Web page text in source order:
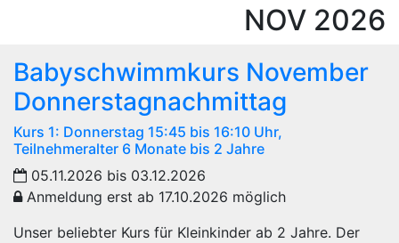
NOV 2026
Babyschwimmkurs November
Donnerstagnachmittag
Kurs 1: Donnerstag 15:45 bis 16:10 Uhr,
Teilnehmeralter 6 Monate bis 2 Jahre
05.11.2026 bis 03.12.2026
Anmeldung erst ab 17.10.2026 möglich
Unser beliebter Kurs für Kleinkinder ab 2 Jahre. Der